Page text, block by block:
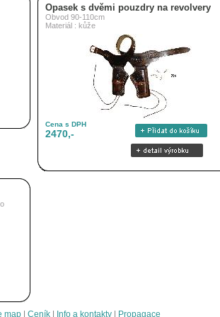
Opasek s dvěmi pouzdry na revolvery
Obvod 90-110cm
Materiál : kůže
Cena s DPH
2470,-
map Ceník Info a kontakty Propagace